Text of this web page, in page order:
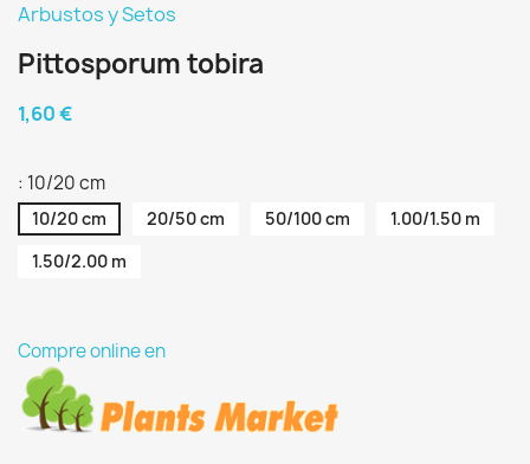
Arbustos y Setos
Pittosporum tobira
1,60 €
: 10/20 cm
10/20 cm 20/50 cm 50/100 cm
1.00/1.50 m
1.50/2.00 m
Compre online en